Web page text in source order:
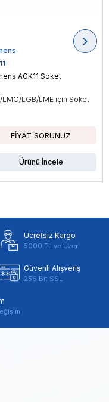
AGK11 Soket
LMO/LGB/LME için Soket
Ürünü İncele
Ücretsiz Kargo
5000 TL ve Üzeri
Güvenli Alışveriş
256 Bit SSL